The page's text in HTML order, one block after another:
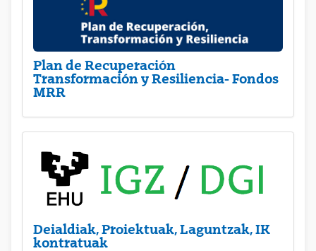
Plan de Recuperación
Transformación y Resiliencia- Fondos
MRR
Deialdiak, Proiektuak, Laguntzak, IK
kontratuak